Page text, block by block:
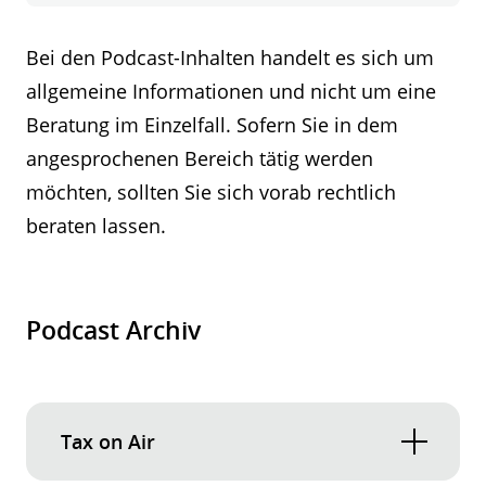
1:
Timeless
Investment
Bei den Podcast-Inhalten handelt es sich um
allgemeine Informationen und nicht um eine
Beratung im Einzelfall. Sofern Sie in dem
angesprochenen Bereich tätig werden
möchten, sollten Sie sich vorab rechtlich
beraten lassen.
Podcast Archiv
Tax on Air